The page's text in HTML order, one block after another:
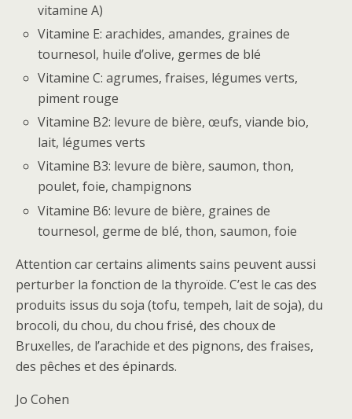
vitamine A)
Vitamine E: arachides, amandes, graines de
tournesol, huile d’olive, germes de blé
Vitamine C: agrumes, fraises, légumes verts,
piment rouge
Vitamine B2: levure de bière, œufs, viande bio,
lait, légumes verts
Vitamine B3: levure de bière, saumon, thon,
poulet, foie, champignons
Vitamine B6: levure de bière, graines de
tournesol, germe de blé, thon, saumon, foie
Attention car certains aliments sains peuvent aussi
perturber la fonction de la thyroïde. C’est le cas des
produits issus du soja (tofu, tempeh, lait de soja), du
brocoli, du chou, du chou frisé, des choux de
Bruxelles, de l’arachide et des pignons, des fraises,
des pêches et des épinards.
Jo Cohen